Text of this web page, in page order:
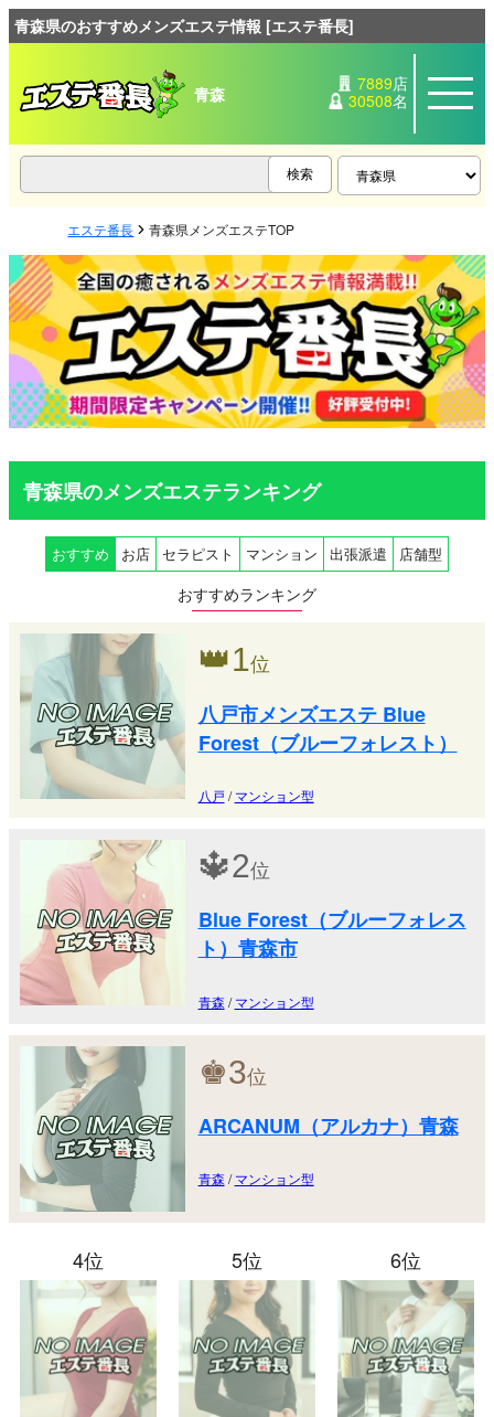
青森県のおすすめメンズエステ情報 [エステ番長]
青森 7889店
30508名
エステ番長 青森県メンズエステTOP
青森県のメンズエステランキング
おすすめ お店 セラピスト マンション 出張派遣 店舗型
おすすめランキング
👑1位
八戸市メンズエステ Blue
Forest（ブルーフォレスト）
八戸/マンション型
🔱2位
Blue Forest（ブルーフォレス
ト）青森市
青森/マンション型
♚3位
ARCANUM（アルカナ）青森
青森/マンション型
4位 5位 6位